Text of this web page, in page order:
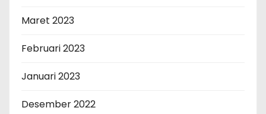
Maret 2023
Februari 2023
Januari 2023
Desember 2022